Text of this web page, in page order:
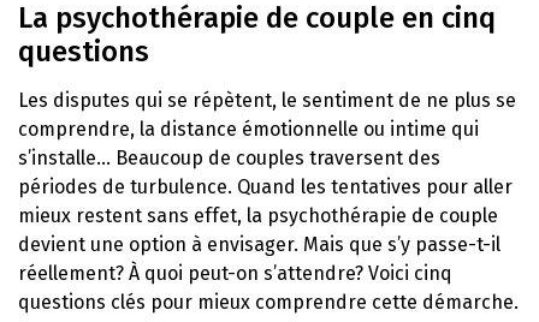
La psychothérapie de couple en cinq
questions
Les disputes qui se répètent, le sentiment de ne plus se
comprendre, la distance émotionnelle ou intime qui
s’installe… Beaucoup de couples traversent des
périodes de turbulence. Quand les tentatives pour aller
mieux restent sans effet, la psychothérapie de couple
devient une option à envisager. Mais que s’y passe-t-il
réellement? À quoi peut-on s’attendre? Voici cinq
questions clés pour mieux comprendre cette démarche.